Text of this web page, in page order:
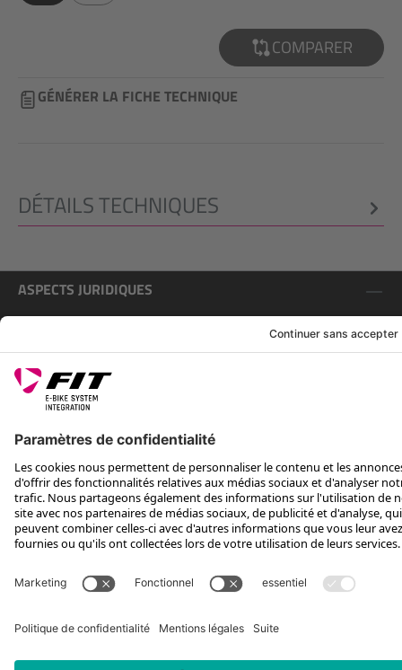
COMPARER
GÉNÉRER LA FICHE TECHNIQUE
DÉTAILS TECHNIQUES
ASPECTS JURIDIQUES
SUIS-NOUS SUR
*Prix conseillé avec TVA. Hors frais de transport
Rotax Bike Technology AG © 2025